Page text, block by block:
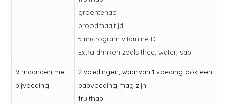
groentehap
broodmaaltijd
5 microgram vitamine D
Extra drinken zoals thee, water, sap
9 maanden met
bijvoeding
2 voedingen, waarvan 1 voeding ook een
papvoeding mag zijn
fruithap